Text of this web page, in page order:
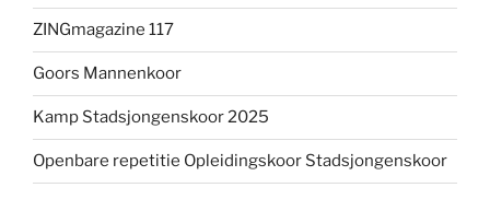
ZINGmagazine 117
Goors Mannenkoor
Kamp Stadsjongenskoor 2025
Openbare repetitie Opleidingskoor Stadsjongenskoor